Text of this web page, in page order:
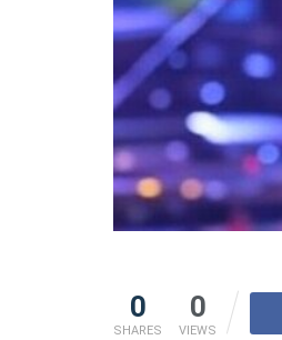
0
SHARES
0
VIEWS